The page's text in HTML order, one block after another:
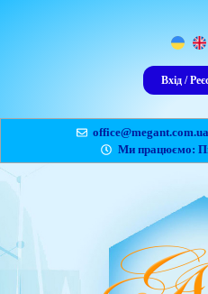
Вхід /
office@megant.com.ua
Ми працюємо: